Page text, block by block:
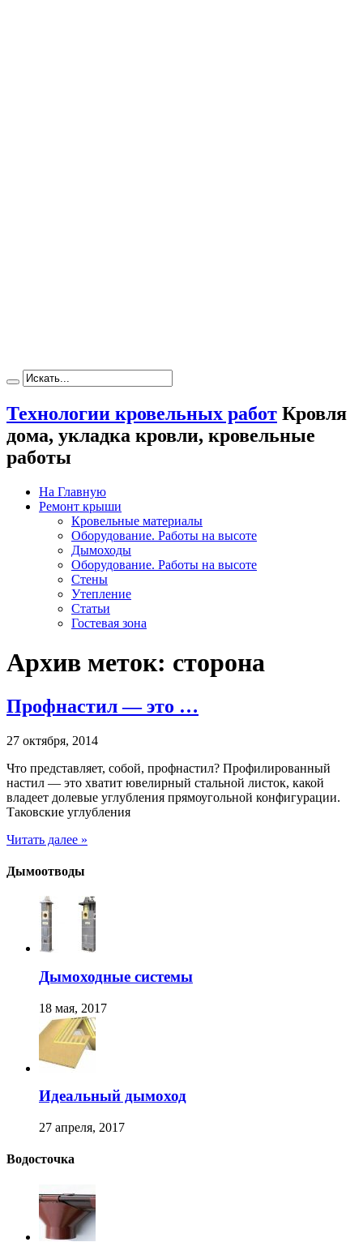
Технологии кровельных работ Кровля
дома, укладка кровли, кровельные
работы
На Главную
Ремонт крыши
Кровельные материалы
Оборудование. Работы на высоте
Дымоходы
Оборудование. Работы на высоте
Стены
Утепление
Статьи
Гостевая зона
Архив меток: сторона
Профнастил — это …
27 октября, 2014
Что представляет, собой, профнастил? Профилированный
настил — это хватит ювелирный стальной листок, какой
владеет долевые углубления прямоугольной конфигурации.
Таковские углубления
Читать далее »
Дымоотводы
Дымоходные системы
18 мая, 2017
Идеальный дымоход
27 апреля, 2017
Водосточка